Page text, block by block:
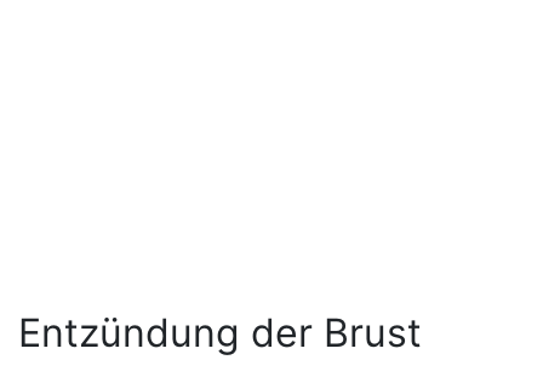
Entzündung der Brust